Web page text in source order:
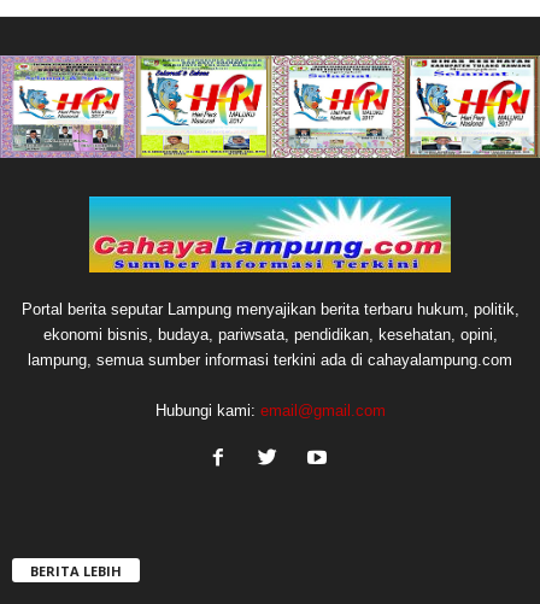
Portal berita seputar Lampung menyajikan berita terbaru hukum, politik,
ekonomi bisnis, budaya, pariwsata, pendidikan, kesehatan, opini,
lampung, semua sumber informasi terkini ada di cahayalampung.com
Hubungi kami: email@gmail.com
BERITA LEBIH